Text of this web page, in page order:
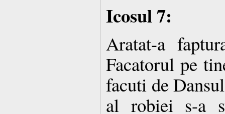
Icosul 7:
Aratat-a
Facatorul pe
facuti de
al robiei s-a